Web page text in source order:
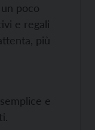
poco
e regali
più
e